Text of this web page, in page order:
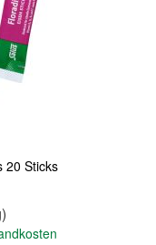
20 Sticks